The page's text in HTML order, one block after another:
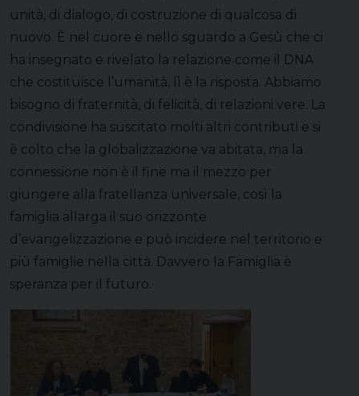
unità, di dialogo, di costruzione di qualcosa di
nuovo. È nel cuore e nello sguardo a Gesù che ci
ha insegnato e rivelato la relazione come il DNA
che costituisce l’umanità, lì è la risposta. Abbiamo
bisogno di fraternità, di felicità, di relazioni vere. La
condivisione ha suscitato molti altri contributi e si
è colto che la globalizzazione va abitata, ma la
connessione non è il fine ma il mezzo per
giungere alla fratellanza universale, così la
famiglia allarga il suo orizzonte
d’evangelizzazione e può incidere nel territorio e
più famiglie nella città. Davvero la Famiglia è
speranza per il futuro.